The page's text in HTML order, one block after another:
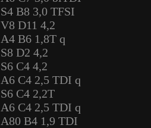
S4 B8 3,0 TFSI
V8 D11 4,2
A4 B6 1,8T q
S8 D2 4,2
S6 C4 4,2
A6 C4 2,5 TDI q
S6 C4 2,2T
A6 C4 2,5 TDI q
A80 B4 1,9 TDI